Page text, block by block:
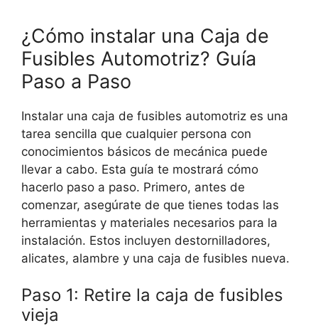
¿Cómo instalar una Caja de
Fusibles Automotriz? Guía
Paso a Paso
Instalar una caja de fusibles automotriz es una
tarea sencilla que cualquier persona con
conocimientos básicos de mecánica puede
llevar a cabo. Esta guía te mostrará cómo
hacerlo paso a paso. Primero, antes de
comenzar, asegúrate de que tienes todas las
herramientas y materiales necesarios para la
instalación. Estos incluyen destornilladores,
alicates, alambre y una caja de fusibles nueva.
Paso 1: Retire la caja de fusibles
vieja